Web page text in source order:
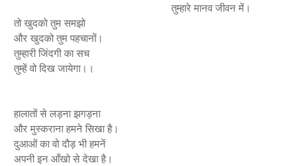
तुम्हारे मानव जीवन में।
तो खुदको तुम समझो
और खुदको तुम पहचानों।
तुम्हारी जिंदगी का सच
तुम्हें वो दिख जायेगा।।
हालातों से लड़ना झगड़ना
और मुस्कराना हमने सिखा है।
दुआओं का वो दौड़ भी हमनें
अपनी इन आँखो से देखा है।